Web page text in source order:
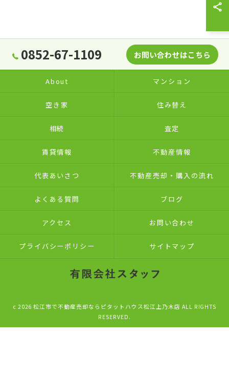
0852-67-1109 お問い合わせはこちら
About マンション
空き家 住み替え
相続 査定
賃貸情報 不動産情報
代表あいさつ 不動産売却・購入の流れ
よくある質問 ブログ
アクセス お問い合わせ
プライバシーポリシー サイトマップ
c 2026 松江市で不動産売却ならピタットハウス松江上乃木店 ALL RIGHTS
RESERVED.